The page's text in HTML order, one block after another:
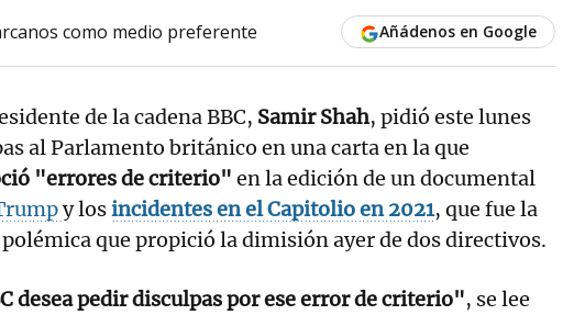
como medio preferente Añádenos en Google
de la cadena BBC, Samir Shah, pidió este lunes
al Parlamento británico en una carta en la que
"errores de criterio" en la edición de un documental
y losincidentes en el Capitolio en 2021, que fue la
que propició la dimisión ayer de dos directivos.
desea pedir disculpas por ese error de criterio", se lee